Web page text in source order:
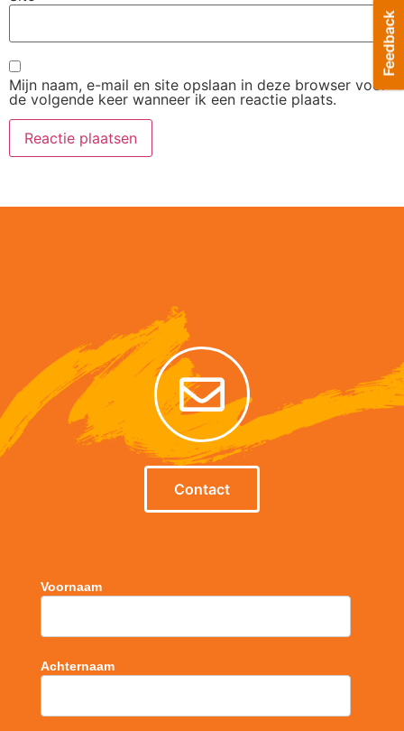
Mijn naam, e-mail en site opslaan in deze browser voor
de volgende keer wanneer ik een reactie plaats.
Contact
Voornaam
Achternaam